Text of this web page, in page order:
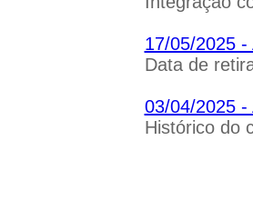
17/05/2025 -
Data de
03/04/2025 -
Histórico do
Venda: